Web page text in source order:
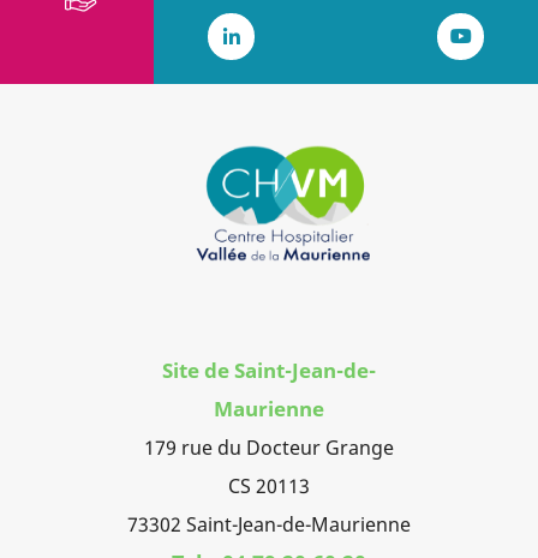
LinkedIn
Site de Saint-Jean-de-
Maurienne
179 rue du Docteur Grange
CS 20113
73302 Saint-Jean-de-Maurienne